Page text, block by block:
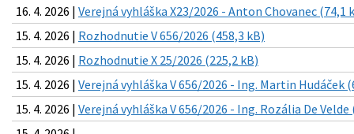
16. 4. 2026 | Verejná vyhláška X23/2026 - Anton Chovanec (74,1
15. 4. 2026 | Rozhodnutie V 656/2026 (458,3 kB)
15. 4. 2026 | Rozhodnutie X 25/2026 (225,2 kB)
15. 4. 2026 | Verejná vyhláška V 656/2026 - Ing. Martin Hudáček
15. 4. 2026 | Verejná vyhláška V 656/2026 - Ing. Rozália De Velde